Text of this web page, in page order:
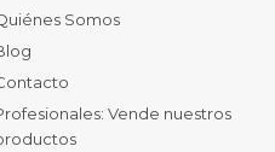
Somos
Vende nuestros